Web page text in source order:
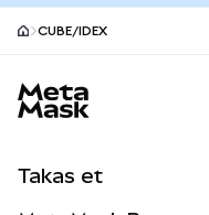
CUBE/IDEX
Takas et